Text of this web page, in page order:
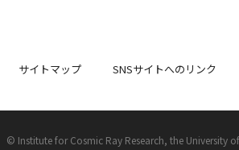
サイトマップ SNSサイトへのリンク
© Institute for Cosmic Ray Research, the University